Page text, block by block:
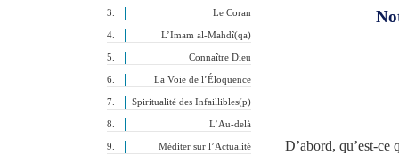
Le Coran
L’Imam al-Mahdî(qa)
Connaître Dieu
La Voie de l’Éloquence
Spiritualité des Infaillibles(p)
L’Au-delà
Méditer sur l’Actualité D’abord, qu’est-